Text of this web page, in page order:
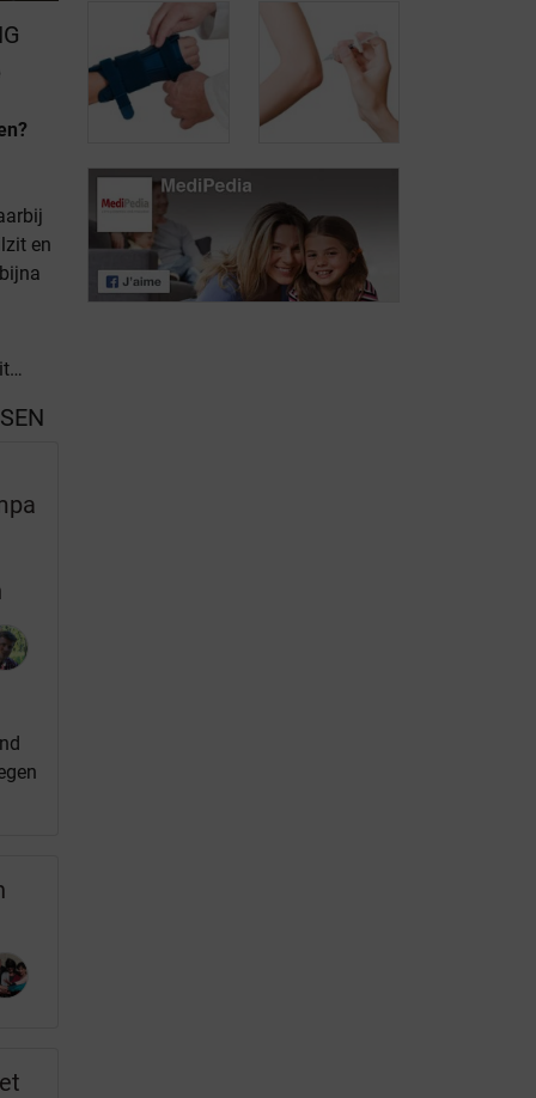
en
Fysiotherapie
Orthesen Infiltraties